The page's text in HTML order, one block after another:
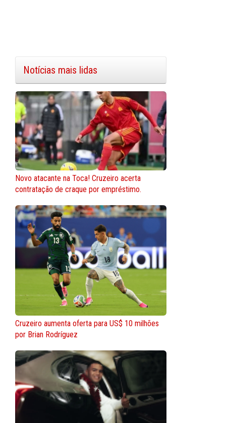
Notícias mais lidas
Novo atacante na Toca! Cruzeiro acerta
contratação de craque por empréstimo.
Cruzeiro aumenta oferta para US$ 10 milhões
por Brian Rodríguez